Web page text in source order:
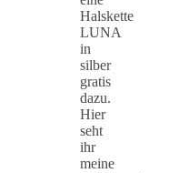
Halskette
LUNA
in
silber
gratis
dazu.
Hier
seht
ihr
meine